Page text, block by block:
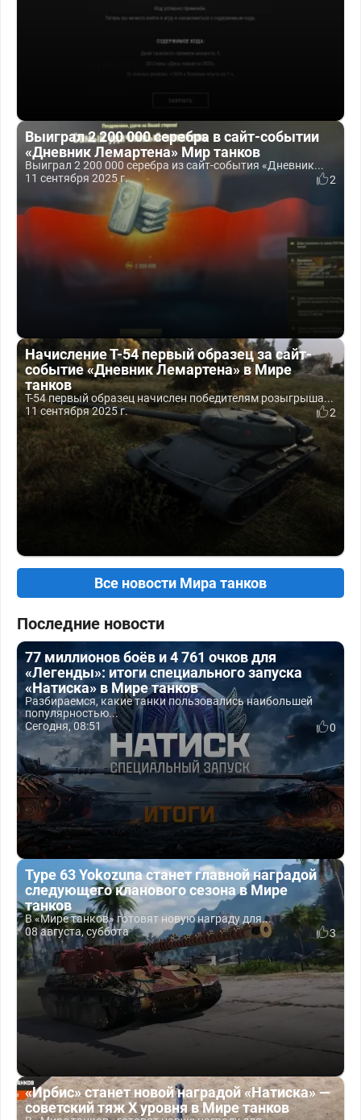
Выиграл 2 200 000 серебра в сайт-событии
«Дневник Лемартена» Мир танков
Выиграл 2 200 000 серебра из сайт-события «Дневник...
11 сентября 2025 г.
2
Начисление Т-54 первый образец за сайт-
событие «Дневник Лемартена» в Мире
танков
Т-54 первый образец начислен победителям розыгрыша...
11 сентября 2025 г.
2
Все новости Мира танков
Последние новости
77 миллионов боёв и 4 761 очков для
«Легенды»: итоги специального запуска
«Натиска» в Мире танков
Разбираемся, какие танки пользовались наибольшей
популярностью...
Сегодня, 08:51
0
Type 63 Yokozuna станет главной наградой
следующего кланового сезона в Мире
танков
В «Мире танков» готовят новую награду для...
08 августа, суббота
3
«Ирбис» станет новой наградой «Натиска» —
советский тяж X уровня в Мире танков